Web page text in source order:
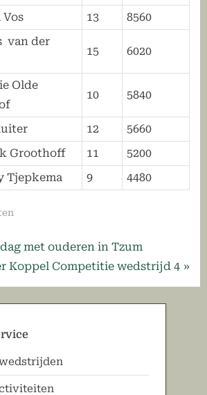
Vos 13 8560
van der
15 6020
Olde
10 5840
12
5660
Groothoff 11
5200
Tjepkema 9 4480
met ouderen in Tzum
Koppel Competitie wedstrijd 4